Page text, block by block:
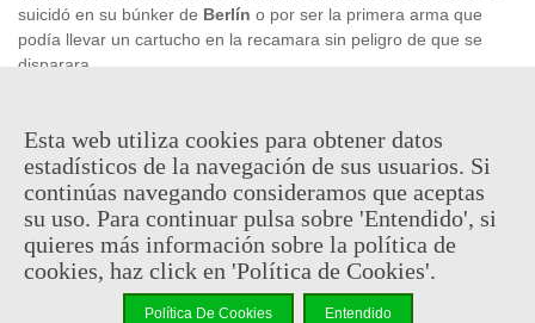
suicidó en su búnker de Berlín o por ser la primera arma que
podía llevar un cartucho en la recamara sin peligro de que se
disparara.
replica todos los mecanismos de la original, aunque no dispara
ningún tipo de munición.
99,95 € (impuestos inc.)
Consultar disponibilidad
Esta web utiliza cookies para obtener datos
estadísticos de la navegación de sus usuarios. Si
continúas navegando consideramos que aceptas
su uso. Para continuar pulsa sobre 'Entendido', si
quieres más información sobre la política de
cookies, haz click en 'Política de Cookies'.
Política De Cookies Entendido